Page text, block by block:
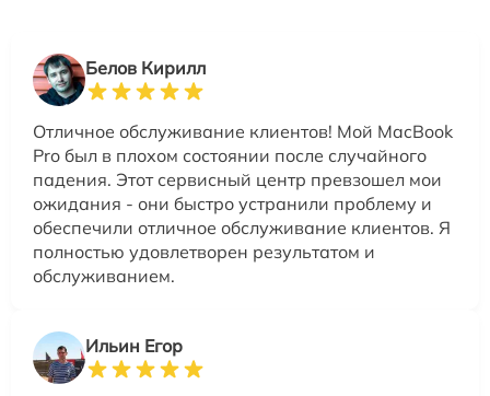
Белов Кирилл
Отличное обслуживание клиентов! Мой MacBook
Pro был в плохом состоянии после случайного
падения. Этот сервисный центр превзошел мои
ожидания - они быстро устранили проблему и
обеспечили отличное обслуживание клиентов. Я
полностью удовлетворен результатом и
обслуживанием.
Ильин Егор